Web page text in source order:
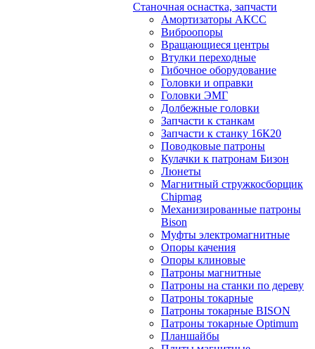
Станочная оснастка, запчасти
Амортизаторы АКСС
Виброопоры
Вращающиеся центры
Втулки переходные
Гибочное оборудование
Головки и оправки
Головки ЭМГ
Долбежные головки
Запчасти к станкам
Запчасти к станку 16К20
Поводковые патроны
Кулачки к патронам Бизон
Люнеты
Магнитный стружкосборщик
Chipmag
Механизированные патроны
Bison
Муфты электромагнитные
Опоры качения
Опоры клиновые
Патроны магнитные
Патроны на станки по дереву
Патроны токарные
Патроны токарные BISON
Патроны токарные Optimum
Планшайбы